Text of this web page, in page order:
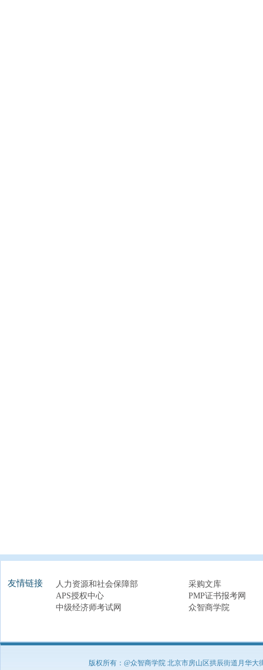
友情链接 人力资源和社会保障部
采购文库
APS授权中心
PMP证书报考网
中级经济师考试网
众智商学院
版权所有：@众智商学院 北京市房山区拱辰街道月华